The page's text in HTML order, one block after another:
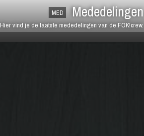
MED Mededelingen
Hier vind je de laatste mededelingen van de FOK!crew.